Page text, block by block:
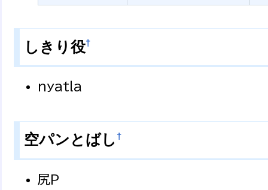
しきり役†
nyatla
空パンとばし †
尻P